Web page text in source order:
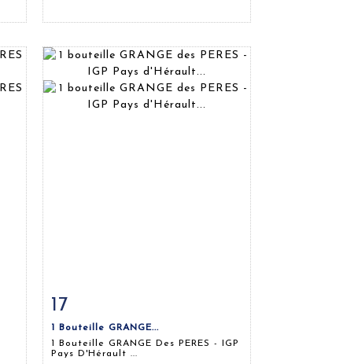
Fiche détaillée
17
1 Bouteille GRANGE...
1 Bouteille GRANGE Des PERES - IGP
Pays D'Hérault ...